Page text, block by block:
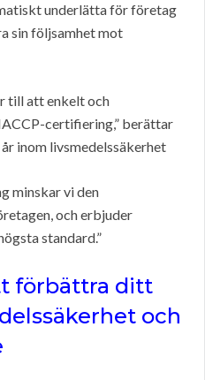
underlätta för företag
sin följsamhet mot
till att enkelt och
certifiering,” berättar
inom livsmedelssäkerhet
minskar vi den
och erbjuder
standard.”
förbättra ditt
och